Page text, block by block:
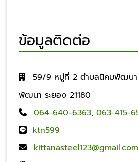
ข้อมูลติดต่อ
59/9 หมู่ที่ 2 ตำบลนิคมพัฒนา
พัฒนา ระยอง 21180
064-640-6363, 063-415-
ktn599
kittanasteel123@gmail.com